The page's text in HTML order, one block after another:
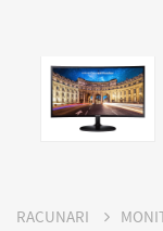
RACUNARI